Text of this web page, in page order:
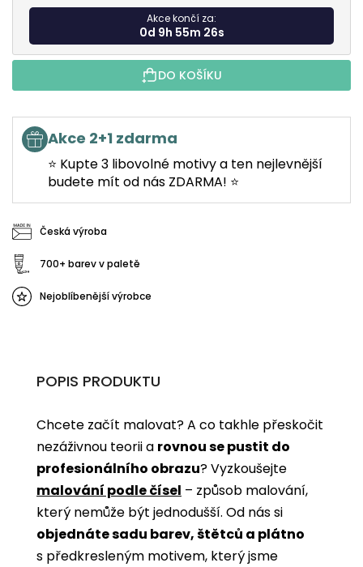
Akce končí za:
0d 9h 55m 25s
DO KOŠÍKU
Akce 2+1 zdarma
⭐ Kupte 3 libovolné motivy a ten nejlevnější
budete mít od nás ZDARMA! ⭐
Česká výroba
700+ barev v paletě
Nejoblíbenější výrobce
POPIS PRODUKTU
Chcete začít malovat? A co takhle přeskočit
nezáživnou teorii a rovnou se pustit do
profesionálního obrazu? Vyzkoušejte
malování podle čísel ­­– způsob malování,
který nemůže být jednodušší. Od nás si
objednáte sadu barev, štětců a plátno
s předkresleným motivem, který jsme